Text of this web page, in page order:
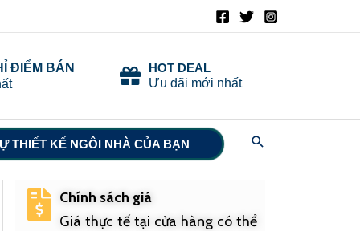
ĐIỂM BÁN
HOT DEAL
Ưu đãi mới nhất
THIẾT KẾ NGÔI NHÀ CỦA BẠN Search
Chính sách giá
Giá thực tế tại cửa hàng có thể